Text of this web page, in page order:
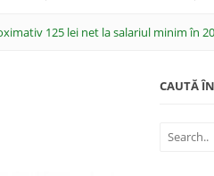
125 lei net la salariul minim în
CAUTĂ